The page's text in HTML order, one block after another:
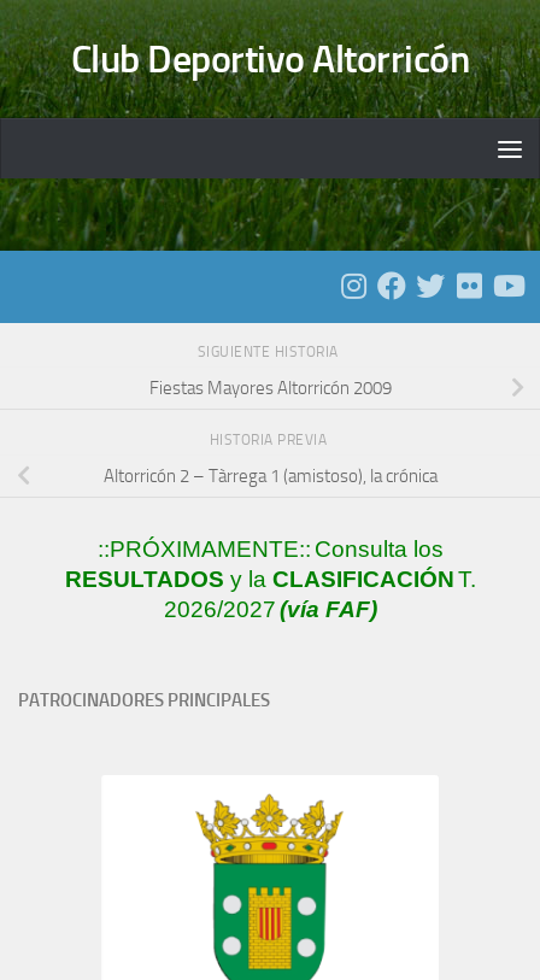
Saltar al contenido
Club Deportivo Altorricón
SIGUIENTE HISTORIA
Fiestas Mayores Altorricón 2009
HISTORIA PREVIA
Altorricón 2 – Tàrrega 1 (amistoso), la crónica
::PRÓXIMAMENTE:: Consulta los
RESULTADOS y la CLASIFICACIÓNT.
2026/2027(vía FAF)
PATROCINADORES PRINCIPALES